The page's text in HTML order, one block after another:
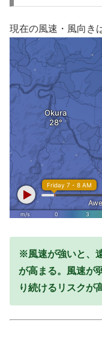
現在の風速・風向き
※風速が強いと、
が高まる。風速が
り続けるリスクが